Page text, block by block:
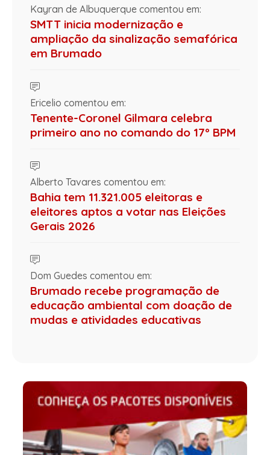
Kayran de Albuquerque comentou em:
SMTT inicia modernização e
ampliação da sinalização semafórica
em Brumado
Ericelio comentou em:
Tenente-Coronel Gilmara celebra
primeiro ano no comando do 17º BPM
Alberto Tavares comentou em:
Bahia tem 11.321.005 eleitoras e
eleitores aptos a votar nas Eleições
Gerais 2026
Dom Guedes comentou em:
Brumado recebe programação de
educação ambiental com doação de
mudas e atividades educativas